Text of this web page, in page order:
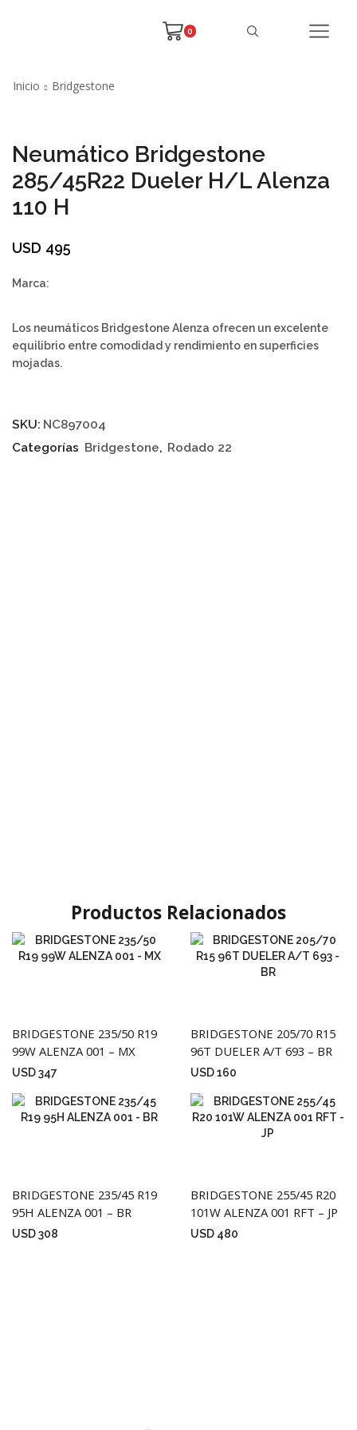
0
Inicio Bridgestone
Neumático Bridgestone
285/45R22 Dueler H/L Alenza
110 H
USD 495
Marca:
Los neumáticos Bridgestone Alenza ofrecen un excelente
equilibrio entre comodidad y rendimiento en superficies
mojadas.
SKU: NC897004
Categorías Bridgestone, Rodado 22
Productos Relacionados
BRIDGESTONE 235/50 R19
99W ALENZA 001 – MX
USD347
BRIDGESTONE 205/70 R15
96T DUELER A/T 693 – BR
USD160
BRIDGESTONE 235/45 R19
95H ALENZA 001 – BR
USD308
BRIDGESTONE 255/45 R20
101W ALENZA 001 RFT – JP
USD 480